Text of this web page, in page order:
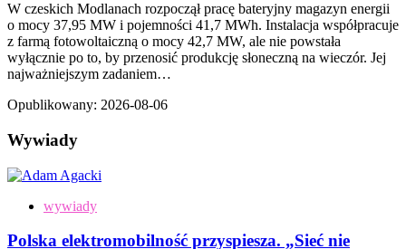
W czeskich Modlanach rozpoczął pracę bateryjny magazyn energii
o mocy 37,95 MW i pojemności 41,7 MWh. Instalacja współpracuje
z farmą fotowoltaiczną o mocy 42,7 MW, ale nie powstała
wyłącznie po to, by przenosić produkcję słoneczną na wieczór. Jej
najważniejszym zadaniem…
Opublikowany: 2026-08-06
Wywiady
wywiady
Polska elektromobilność przyspiesza. „Sieć nie